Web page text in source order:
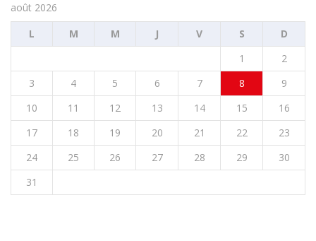
août 2026
L
M M J V S
D
1
2
3
4 5 6 7 8
9
10
11 12 13 14 15
16
17
18 19 20 21 22
23
24
25 26 27 28 29
30
31